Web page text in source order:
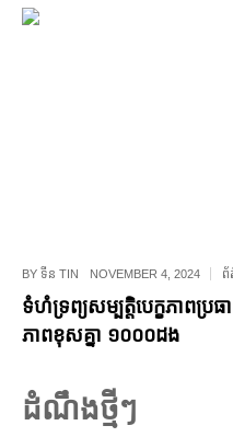
BY ទីន TIN NOVEMBER 4, 2024 ព័
ទំហំទ្រព្យសម្បត្តិបេក្ខភាពប្រ
ភាពខុសគ្នា ១០០០ដង
ដំណឹងថ្មីៗ